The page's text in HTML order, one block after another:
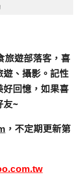
遊部落客， 喜
、攝影。 記性
回憶， 如果喜
友~
，不定期更新第